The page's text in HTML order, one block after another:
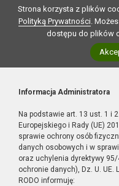
Strona korzysta z plików
Polityką Prywatności.
dostępu do plików
Informacja Administratora
Na podstawie art. 13 ust. 1 i
Europejskiego i Rady (UE)
sprawie ochrony osób
danych osobowych i w
oraz uchylenia dyrektywy
ochronie danych), Dz. U. UE.
RODO informuję: